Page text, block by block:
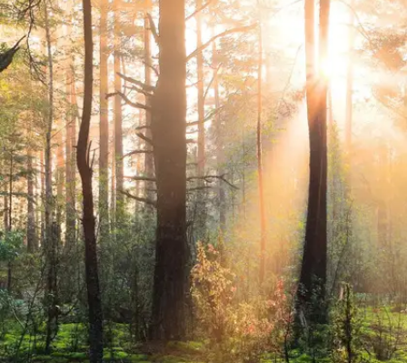
गिर राष्ट्रीय उद्यान की वजह से जूनागढ़ एशियाई शेरों के लिए
प्रसिद्ध है।